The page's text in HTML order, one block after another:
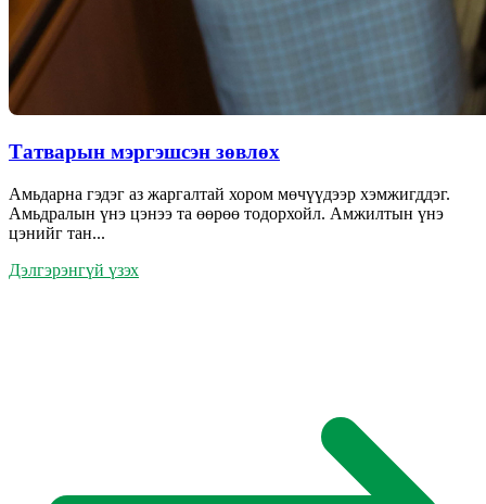
Татварын мэргэшсэн зөвлөх
Амьдарна гэдэг аз жаргалтай хором мөчүүдээр хэмжигддэг.
Амьдралын үнэ цэнээ та өөрөө тодорхойл. Амжилтын үнэ
цэнийг тан...
Дэлгэрэнгүй үзэх